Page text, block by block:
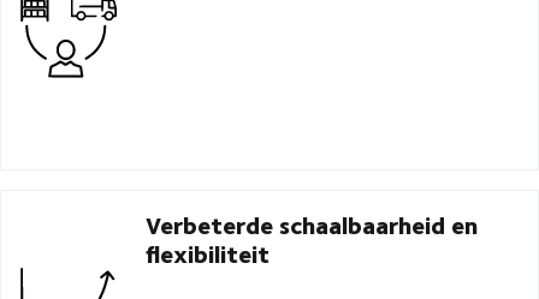
Verbeterde schaalbaarheid en
flexibiliteit